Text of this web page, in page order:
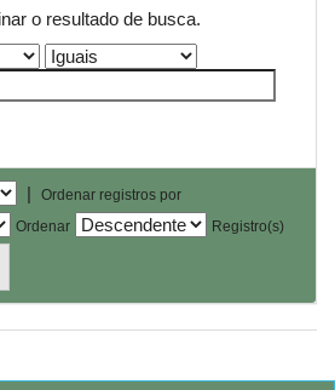
o resultado de busca.
|
Ordenar registros por
Ordenar
Registro(s)